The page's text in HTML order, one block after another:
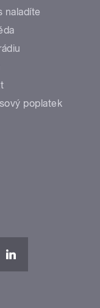
naladíte
poplatek